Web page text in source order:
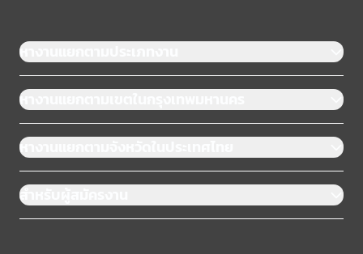
หางานแยกตามประเภทงาน
หางานแยกตามเขตในกรุงเทพมหานคร
หางานแยกตามจังหวัดในประเทศไทย
สำหรับผู้สมัครงาน